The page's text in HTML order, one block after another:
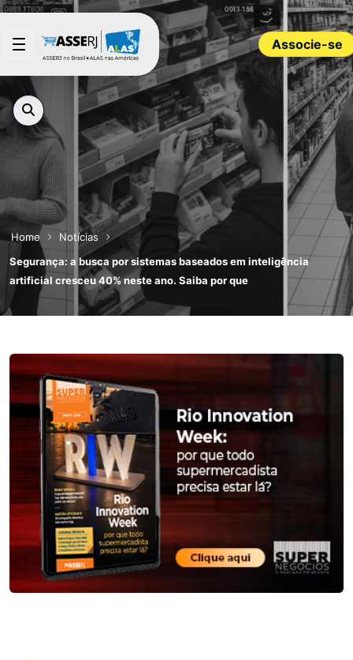
Pular para o Conteúdo principal
Associe-se
Home
Notícias
Segurança: a busca por sistemas baseados em inteligência
artificial cresceu 40% neste ano. Saiba por que